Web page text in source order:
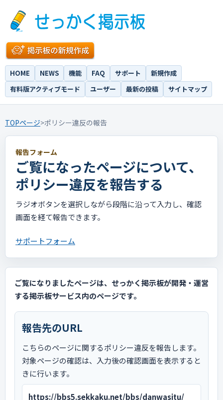
HOME NEWS 機能 FAQ サポート
新規作成
有料版アクティブモード
ユーザー 最新の投稿 サイトマップ
TOPページ>ポリシー違反の報告
報告フォーム
ご覧になったページについて、
ポリシー違反を報告する
ラジオボタンを選択しながら段階に沿って入力し、確認
画面を経て報告できます。
サポートフォーム
ご覧になりましたページは、せっかく掲示板が開発・運営
する掲示板サービス内のページです。
報告先のURL
こちらのページに関するポリシー違反を報告します。
対象ページの確認は、入力後の確認画面を表示すると
きに行います。
https://bbs5.sekkaku.net/bbs/danwasitu/